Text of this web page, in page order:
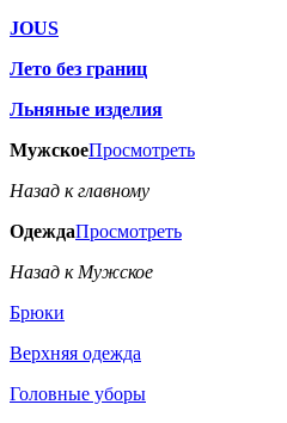
JOUS
Лето без границ
Льняные изделия
МужскоеПросмотреть
Назад к главному
ОдеждаПросмотреть
Назад к Мужское
Брюки
Верхняя одежда
Головные уборы